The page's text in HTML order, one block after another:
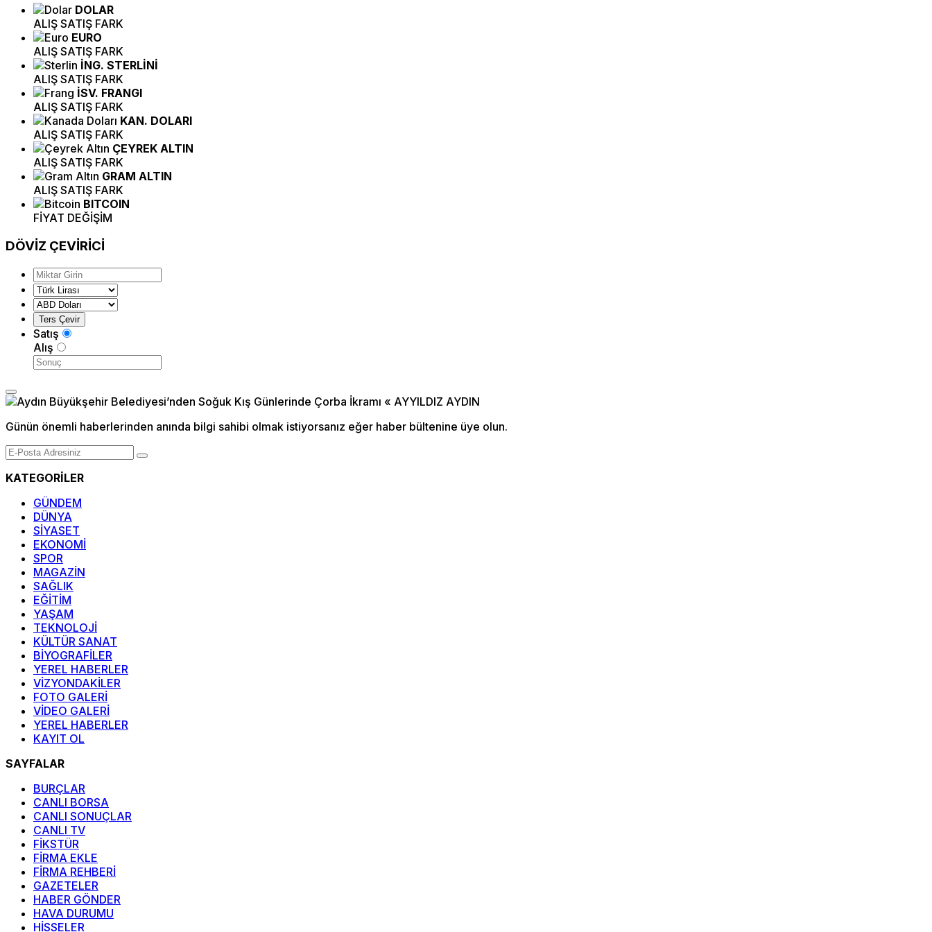
DOLAR
ALIŞ SATIŞ FARK
EURO
ALIŞ SATIŞ FARK
İNG. STERLİNİ
ALIŞ SATIŞ FARK
İSV. FRANGI
ALIŞ SATIŞ FARK
KAN. DOLARI
ALIŞ SATIŞ FARK
ÇEYREK ALTIN
ALIŞ SATIŞ FARK
GRAM ALTIN
ALIŞ SATIŞ FARK
BITCOIN
FİYAT DEĞİŞİM
DÖVİZ ÇEVİRİCİ
Satış
Alış
Günün önemli haberlerinden anında bilgi sahibi olmak istiyorsanız eğer haber bültenine üye olun.
KATEGORİLER
GÜNDEM
DÜNYA
SİYASET
EKONOMİ
SPOR
MAGAZİN
SAĞLIK
EĞİTİM
YAŞAM
TEKNOLOJİ
KÜLTÜR SANAT
BİYOGRAFİLER
YEREL HABERLER
VİZYONDAKİLER
FOTO GALERİ
VİDEO GALERİ
YEREL HABERLER
KAYIT OL
SAYFALAR
BURÇLAR
CANLI BORSA
CANLI SONUÇLAR
CANLI TV
FİKSTÜR
FİRMA EKLE
FİRMA REHBERİ
GAZETELER
HABER GÖNDER
HAVA DURUMU
HİSSELER